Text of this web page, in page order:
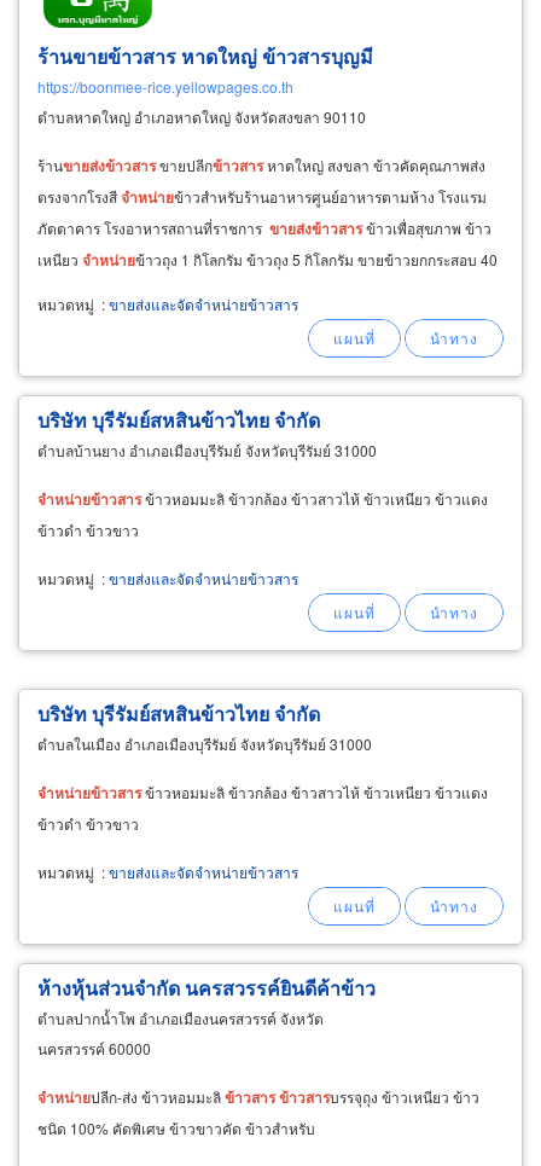
ร้านขายข้าวสาร หาดใหญ่ ข้าวสารบุญมี
https://boonmee-rice.yellowpages.co.th
ตำบลหาดใหญ่ อำเภอหาดใหญ่ จังหวัดสงขลา 90110
ร้านขายส่งข้าวสารขายปลีกข้าวสารหาดใหญ่ สงขลา ข้าวคัดคุณภาพส่ง
ตรงจากโรงสีจำหน่ายข้าวสำหรับร้านอาหารศูนย์อาหารตามห้าง โรงแรม
ภัตตาคาร โรงอาหารสถานที่ราชการ ขายส่งข้าวสารข้าวเพื่อสุขภาพ ข้าว
เหนียว จำหน่ายข้าวถุง 1 กิโลกรัม ข้าวถุง 5 กิโลกรัม ขายข้าวยกกระสอบ 40
หมวดหมู่ :ขายส่งและจัดจำหน่ายข้าวสาร
บริษัท บุรีรัมย์สหสินข้าวไทย จำกัด
ตำบลบ้านยาง อำเภอเมืองบุรีรัมย์ จังหวัดบุรีรัมย์ 31000
จำหน่ายข้าวสารข้าวหอมมะลิ ข้าวกล้อง ข้าวสาวไห้ ข้าวเหนียว ข้าวแดง
ข้าวดำ ข้าวขาว
หมวดหมู่ :ขายส่งและจัดจำหน่ายข้าวสาร
บริษัท บุรีรัมย์สหสินข้าวไทย จำกัด
ตำบลในเมือง อำเภอเมืองบุรีรัมย์ จังหวัดบุรีรัมย์ 31000
จำหน่ายข้าวสารข้าวหอมมะลิ ข้าวกล้อง ข้าวสาวไห้ ข้าวเหนียว ข้าวแดง
ข้าวดำ ข้าวขาว
หมวดหมู่ :ขายส่งและจัดจำหน่ายข้าวสาร
ห้างหุ้นส่วนจำกัด นครสวรรค์ยินดีค้าข้าว
ตำบลปากน้ำโพ อำเภอเมืองนครสวรรค์ จังหวัด
นครสวรรค์ 60000
จำหน่ายปลีก-ส่ง ข้าวหอมมะลิข้าวสารข้าวสารบรรจุถุง ข้าวเหนียว ข้าว
ชนิด 100% คัดพิเศษ ข้าวขาวคัด ข้าวสำหรับ